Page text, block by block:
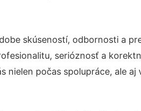
skúseností, odbornosti a
serióznosť a
nielen počas spolupráce, ale